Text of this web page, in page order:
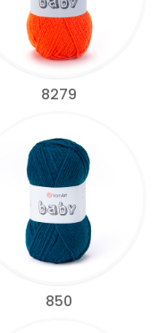
8279
850